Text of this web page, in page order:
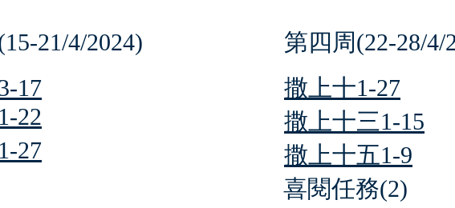
21/4/2024)
17
22
27
第四周(22-28/4/
撒上十1-27
撒上十三1-15
撒上十五1-9
喜閱任務(2)